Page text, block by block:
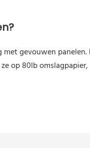
gevouwen
op 80lb